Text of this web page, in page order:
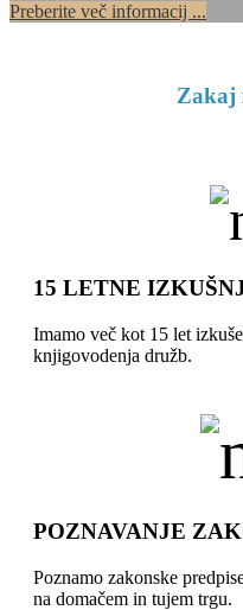
Preberite več informacij ...
Zakaj
15 LETNE
Imamo več kot 15 let
knjigovodenja družb.
POZNAVANJE
Poznamo zakonske
na domačem in tujem trgu.